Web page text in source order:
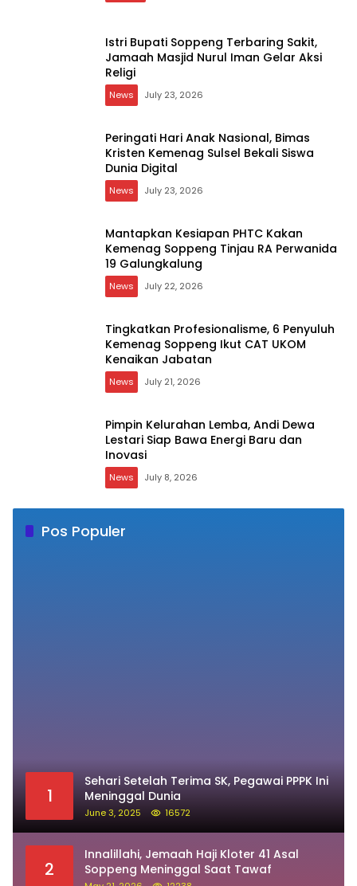
Istri Bupati Soppeng Terbaring Sakit,
Jamaah Masjid Nurul Iman Gelar Aksi
Religi
News July 23, 2026
Peringati Hari Anak Nasional, Bimas
Kristen Kemenag Sulsel Bekali Siswa
Dunia Digital
News July 23, 2026
Mantapkan Kesiapan PHTC Kakan
Kemenag Soppeng Tinjau RA Perwanida
19 Galungkalung
News July 22, 2026
Tingkatkan Profesionalisme, 6 Penyuluh
Kemenag Soppeng Ikut CAT UKOM
Kenaikan Jabatan
News July 21, 2026
Pimpin Kelurahan Lemba, Andi Dewa
Lestari Siap Bawa Energi Baru dan
Inovasi
News July 8, 2026
Pos Populer
1
Sehari Setelah Terima SK, Pegawai PPPK Ini
Meninggal Dunia
June 3, 2025 16572
2
Innalillahi, Jemaah Haji Kloter 41 Asal
Soppeng Meninggal Saat Tawaf